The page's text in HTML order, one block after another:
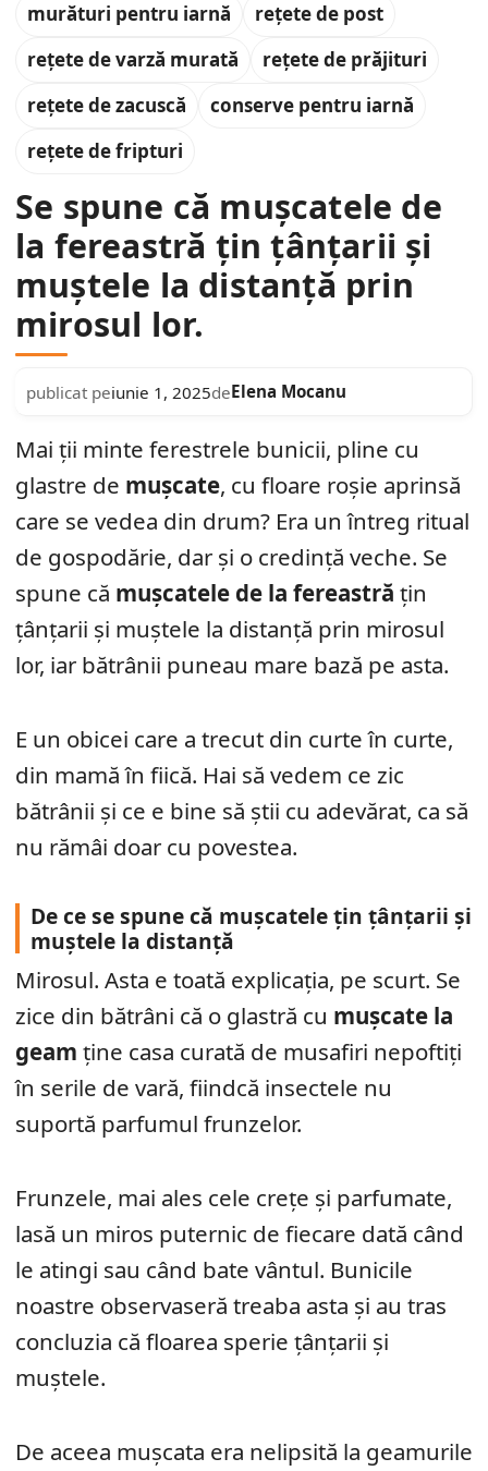
murături pentru iarnă
rețete de post
rețete de varză murată
rețete de prăjituri
rețete de zacuscă
conserve pentru iarnă
rețete de fripturi
Se spune că mușcatele de
la fereastră țin țânțarii și
muștele la distanță prin
mirosul lor.
publicat peiunie 1, 2025deElena Mocanu
Mai ții minte ferestrele bunicii, pline cu
glastre de mușcate, cu floare roșie aprinsă
care se vedea din drum? Era un întreg ritual
de gospodărie, dar și o credință veche. Se
spune că mușcatele de la fereastră țin
țânțarii și muștele la distanță prin mirosul
lor, iar bătrânii puneau mare bază pe asta.
E un obicei care a trecut din curte în curte,
din mamă în fiică. Hai să vedem ce zic
bătrânii și ce e bine să știi cu adevărat, ca să
nu rămâi doar cu povestea.
De ce se spune că mușcatele țin țânțarii și
muștele la distanță
Mirosul. Asta e toată explicația, pe scurt. Se
zice din bătrâni că o glastră cu mușcate la
geam ține casa curată de musafiri nepoftiți
în serile de vară, fiindcă insectele nu
suportă parfumul frunzelor.
Frunzele, mai ales cele crețe și parfumate,
lasă un miros puternic de fiecare dată când
le atingi sau când bate vântul. Bunicile
noastre observaseră treaba asta și au tras
concluzia că floarea sperie țânțarii și
muștele.
De aceea mușcata era nelipsită la geamurile